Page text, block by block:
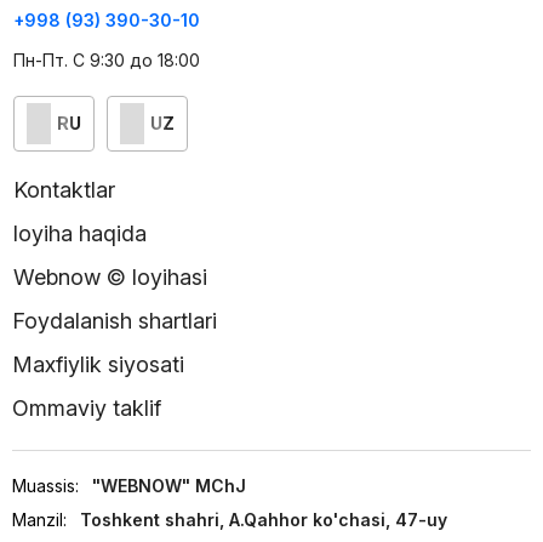
+998 (93) 390-30-10
Пн-Пт. С 9:30 до 18:00
RU UZ
Kontaktlar
loyiha haqida
Webnow © loyihasi
Foydalanish shartlari
Maxfiylik siyosati
Ommaviy taklif
Muassis:
"WEBNOW" MChJ
Manzil:
Toshkent shahri, A.Qahhor ko'chasi, 47-uy